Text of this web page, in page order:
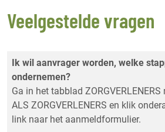
Veelgestelde vragen
Ik wil aanvrager worden, welke
ondernemen?
Ga in het tabblad ZORGVERLENERS
ALS ZORGVERLENERS en klik
link naar het aanmeldformulier.